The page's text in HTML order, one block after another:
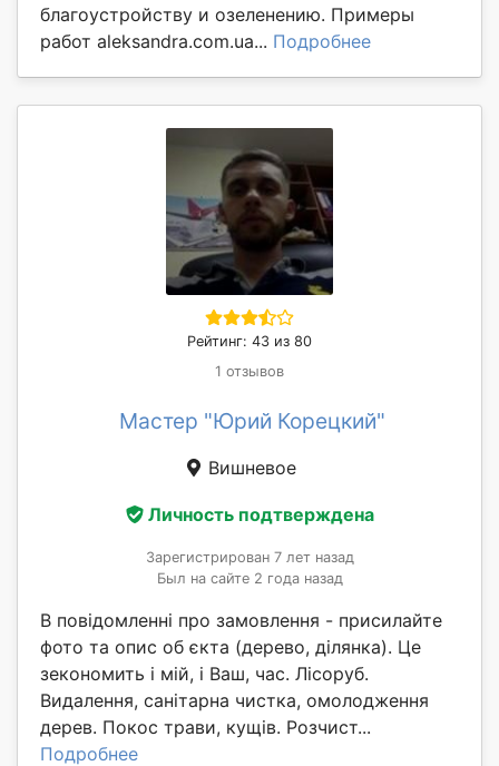
благоустройству и озеленению. Примеры
работ aleksandra.com.ua... Подробнее
Рейтинг: 43 из 80
1 отзывов
Мастер "Юрий Корецкий"
Вишневое
Личность подтверждена
Зарегистрирован 7 лет назад
Был на сайте 2 года назад
В повідомленні про замовлення - присилайте
фото та опис об єкта (дерево, ділянка). Це
зекономить і мій, і Ваш, час. Лісоруб.
Видалення, санітарна чистка, омолодження
дерев. Покос трави, кущів. Розчист...
Подробнее